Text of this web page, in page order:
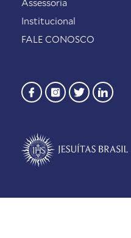
Assessoria
Institucional
FALE CONOSCO